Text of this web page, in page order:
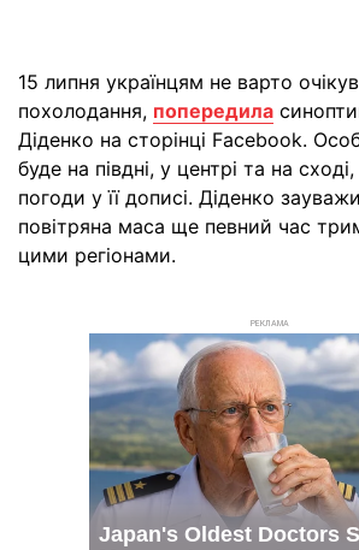
15 липня українцям не варто
похолодання, попередила
Діденко на сторінці Facebook.
буде на півдні, у центрі та на
погоди у її дописі. Діденко
повітряна маса ще певний час
цими регіонами.
РЕКЛАМА